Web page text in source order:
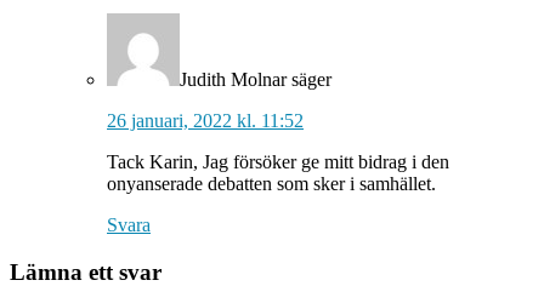
Judith Molnar säger
26 januari, 2022 kl. 11:52
Tack Karin, Jag försöker ge mitt bidrag i den
onyanserade debatten som sker i samhället.
Svara
Lämna ett svar